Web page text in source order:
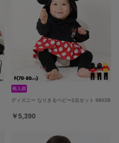
ディズニー なりきるベビー2点セット 9802B
￥5,390